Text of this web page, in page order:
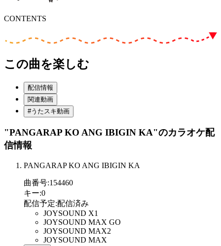
CONTENTS
この曲を楽しむ
配信情報
関連動画
#うたスキ動画
"PANGARAP KO ANG IBIGIN KA"のカラオケ配
信情報
PANGARAP KO ANG IBIGIN KA
曲番号:154460
キー:0
配信予定:配信済み
JOYSOUND X1
JOYSOUND MAX GO
JOYSOUND MAX2
JOYSOUND MAX